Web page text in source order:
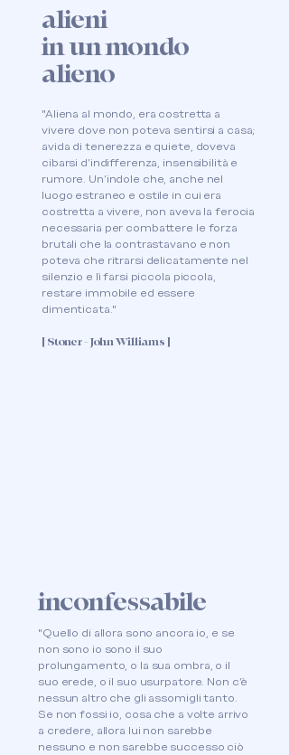
alieni
in un mondo
alieno
"Aliena al mondo, era costretta a
vivere dove non poteva sentirsi a casa;
avida di tenerezza e quiete, doveva
cibarsi d'indifferenza, insensibilità e
rumore. Un'indole che, anche nel
luogo estraneo e ostile in cui era
costretta a vivere, non aveva la ferocia
necessaria per combattere le forza
brutali che la contrastavano e non
poteva che ritrarsi delicatamente nel
silenzio e lì farsi piccola piccola,
restare immobile ed essere
dimenticata."
[ Stoner - John Williams ]
inconfessabile
"Quello di allora sono ancora io, e se
non sono io sono il suo
prolungamento, o la sua ombra, o il
suo erede, o il suo usurpatore. Non c'è
nessun altro che gli assomigli tanto.
Se non fossi io, cosa che a volte arrivo
a credere, allora lui non sarebbe
nessuno e non sarebbe successo ciò